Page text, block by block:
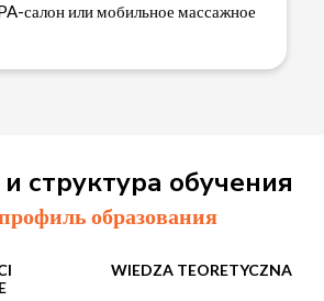
салон или мобильное массажное
структура обучения
образования
WIEDZA TEORETYCZNA